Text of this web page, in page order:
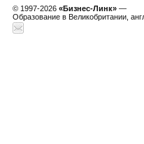
© 1997-2026 «Бизнес-Линк» —
Образование в Великобритании,